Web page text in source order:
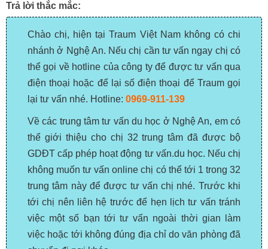
Trả lời thắc mắc:
Chào chị, hiện tại Traum Việt Nam không có chi
nhánh ở Nghệ An. Nếu chị cần tư vấn ngay chị có
thể gọi về hotline của công ty để được tư vấn qua
điện thoại hoặc để lại số điện thoại để Traum gọi
lại tư vấn nhé. Hotline: 0969-911-139
Về các trung tâm tư vấn du học ở Nghệ An, em có
thể giới thiệu cho chị 32 trung tâm đã được bộ
GDĐT cấp phép hoạt động tư vấn.du học. Nếu chị
không muốn tư vấn online chị có thể tới 1 trong 32
trung tâm này để được tư vấn chị nhé. Trước khi
tới chị nên liên hệ trước để hẹn lịch tư vấn tránh
việc một số bạn tới tư vấn ngoài thời gian làm
việc hoặc tới không đúng địa chỉ do văn phòng đã